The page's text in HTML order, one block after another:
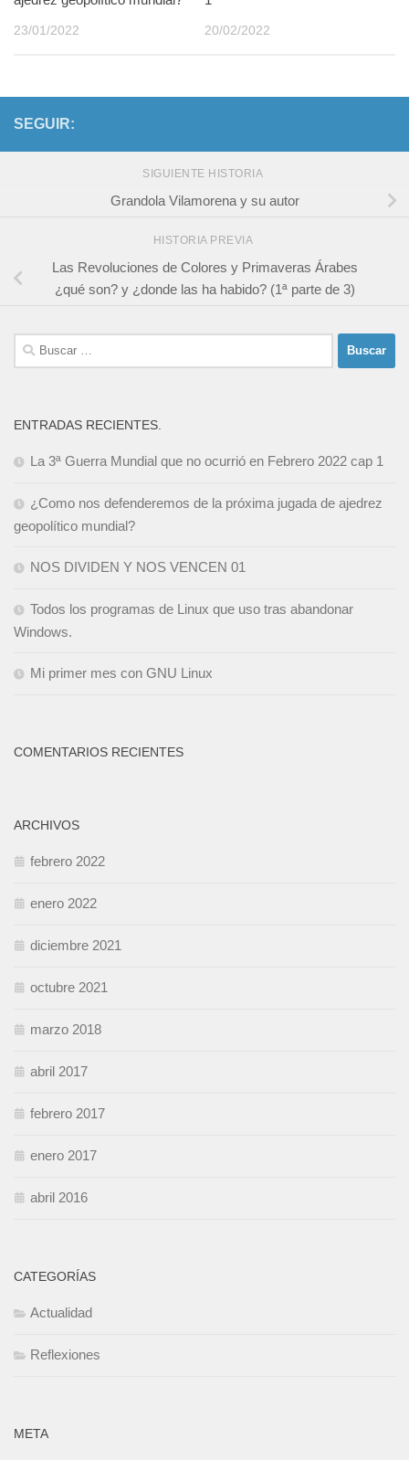
23/01/2022 20/02/2022
SEGUIR:
SIGUIENTE HISTORIA
Grandola Vilamorena y su autor
HISTORIA PREVIA
Las Revoluciones de Colores y Primaveras Árabes
¿qué son? y ¿donde las ha habido? (1ª parte de 3)
Buscar:
ENTRADAS RECIENTES.
La 3ª Guerra Mundial que no ocurrió en Febrero 2022 cap 1
¿Como nos defenderemos de la próxima jugada de ajedrez
geopolítico mundial?
NOS DIVIDEN Y NOS VENCEN 01
Todos los programas de Linux que uso tras abandonar
Windows.
Mi primer mes con GNU Linux
COMENTARIOS RECIENTES
ARCHIVOS
febrero 2022
enero 2022
diciembre 2021
octubre 2021
marzo 2018
abril 2017
febrero 2017
enero 2017
abril 2016
CATEGORÍAS
Actualidad
Reflexiones
META